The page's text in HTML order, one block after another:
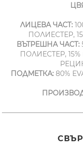
ЛИЦЕВА ЧАСТ:
ПОЛИЕСТЕР,
ВЪТРЕШНА ЧАСТ:
ПОЛИЕСТЕР,
ПОДМЕТКА:80%